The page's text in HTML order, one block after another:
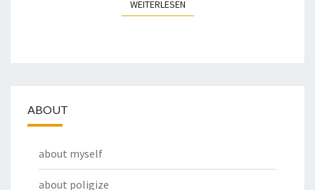
WEITERLESENWEITERLESEN
ABOUT
about myself
about poligize